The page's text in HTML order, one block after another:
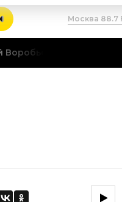
Москва 88.7
Я тебя люблю